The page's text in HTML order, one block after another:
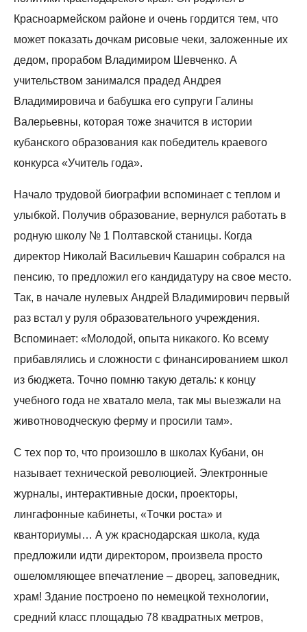
Красноармейском районе и очень гордится тем, что
может показать дочкам рисовые чеки, заложенные их
дедом, прорабом Владимиром Шевченко. А
учительством занимался прадед Андрея
Владимировича и бабушка его супруги Галины
Валерьевны, которая тоже значится в истории
кубанского образования как победитель краевого
конкурса «Учитель года».
Начало трудовой биографии вспоминает с теплом и
улыбкой. Получив образование, вернулся работать в
родную школу № 1 Полтавской станицы. Когда
директор Николай Васильевич Кашарин собрался на
пенсию, то предложил его кандидатуру на свое место.
Так, в начале нулевых Андрей Владимирович первый
раз встал у руля образовательного учреждения.
Вспоминает: «Молодой, опыта никакого. Ко всему
прибавлялись и сложности с финансированием школ
из бюджета. Точно помню такую деталь: к концу
учебного года не хватало мела, так мы выезжали на
животноводческую ферму и просили там».
С тех пор то, что произошло в школах Кубани, он
называет технической революцией. Электронные
журналы, интерактивные доски, проекторы,
лингафонные кабинеты, «Точки роста» и
кванториумы… А уж краснодарская школа, куда
предложили идти директором, произвела просто
ошеломляющее впечатление – дворец, заповедник,
храм! Здание построено по немецкой технологии,
средний класс площадью 78 квадратных метров,